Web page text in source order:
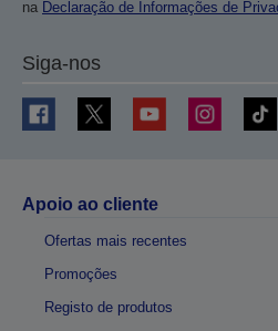
na Declaração de Informações de
Siga-nos
Apoio ao cliente
Ofertas mais recentes
Promoções
Registo de produtos